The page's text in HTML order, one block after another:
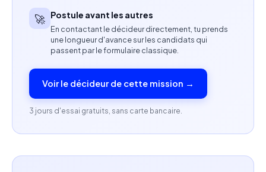
des actions d'amélioration continue.
Assurer une veille sur les innovations liées au
paiement en ligne.
Compétences attendues
Expérience confirmée en Product Management.
Expertise des produits e-commerce intégrant des
🚀 Postule avant les autres
En contactant le décideur directement, tu prends
une longueur d'avance sur les candidats qui
passent par le formulaire classique.
Voir le décideur de cette mission →
3 jours d'essai gratuits, sans carte bancaire.